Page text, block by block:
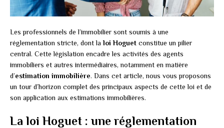
Les professionnels de l’immobilier sont soumis à une
réglementation stricte, dont la loi Hoguet constitue un pilier
central. Cette législation encadre les activités des agents
immobiliers et autres intermédiaires, notamment en matière
d’estimation immobilière. Dans cet article, nous vous proposons
un tour d’horizon complet des principaux aspects de cette loi et de
son application aux estimations immobilières.
La loi Hoguet : une réglementation